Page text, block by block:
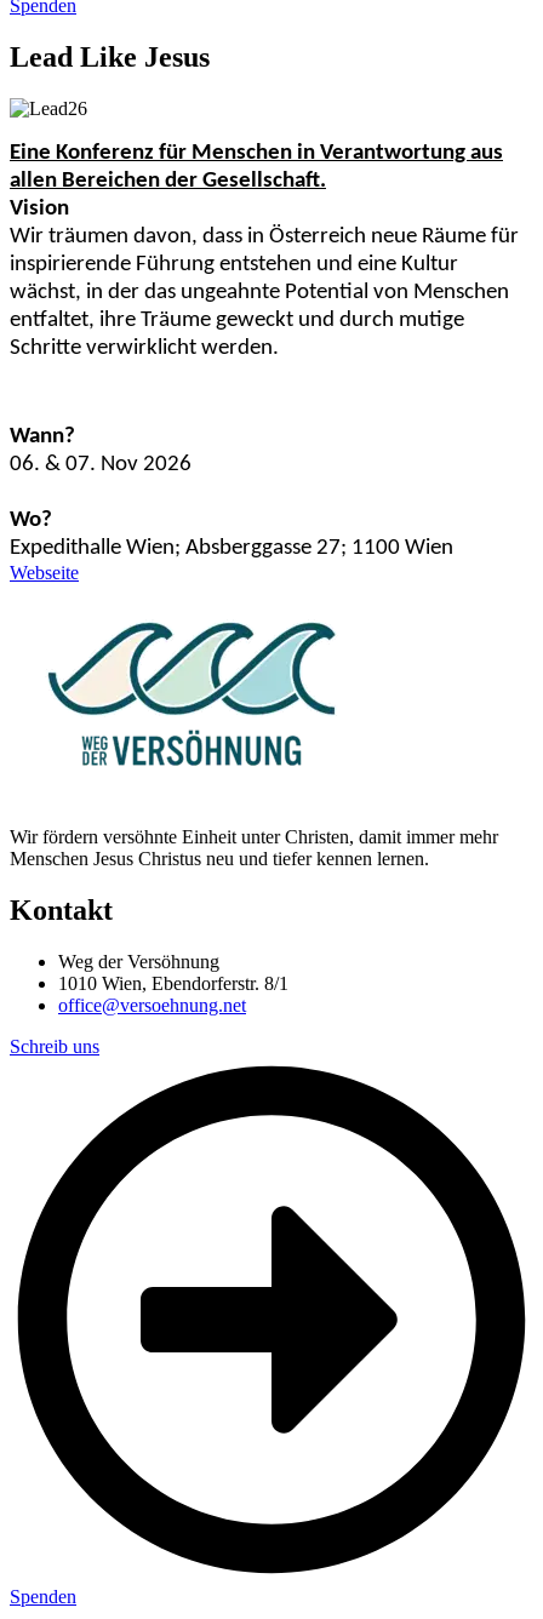
Spenden
Lead Like Jesus
Eine Konferenz für Menschen in Verantwortung aus
allen Bereichen der Gesellschaft.
Vision
Wir träumen davon, dass in Österreich neue Räume für
inspirierende Führung entstehen und eine Kultur
wächst, in der das ungeahnte Potential von Menschen
entfaltet, ihre Träume geweckt und durch mutige
Schritte verwirklicht werden.
Wann?
06. & 07. Nov 2026
Wo?
Expedithalle Wien; Absberggasse 27; 1100 Wien
Webseite
Wir fördern versöhnte Einheit unter Christen, damit immer mehr
Menschen Jesus Christus neu und tiefer kennen lernen.
Kontakt
Weg der Versöhnung
1010 Wien, Ebendorferstr. 8/1
office@versoehnung.net
Schreib uns
Spenden